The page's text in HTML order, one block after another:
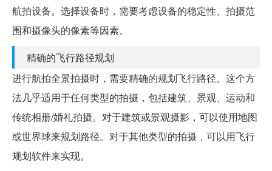
航拍设备。选择设备时，需要考虑设备的稳定性、拍摄范
围和摄像头的像素等因素。
精确的飞行路径规划
进行航拍全景拍摄时，需要精确的规划飞行路径。这个方
法几乎适用于任何类型的拍摄，包括建筑、景观、运动和
传统相册/婚礼拍摄。对于建筑或景观摄影，可以使用地图
或世界球来规划路径。对于其他类型的拍摄，可以用飞行
规划软件来实现。